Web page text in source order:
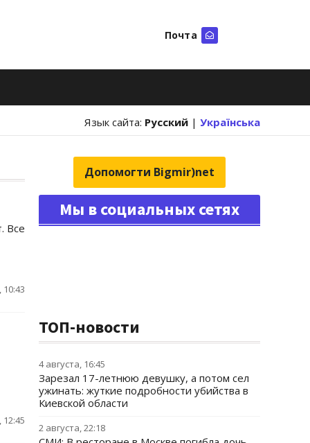
Почта
Язык сайта: Русский | Українська
Все
10:43
12:45
Допомогти Bigmir)net
Мы в социальных сетях
ТОП-новости
4 августа, 16:45
Зарезал 17-летнюю девушку, а потом сел
ужинать: жуткие подробности убийства в
Киевской области
2 августа, 22:18